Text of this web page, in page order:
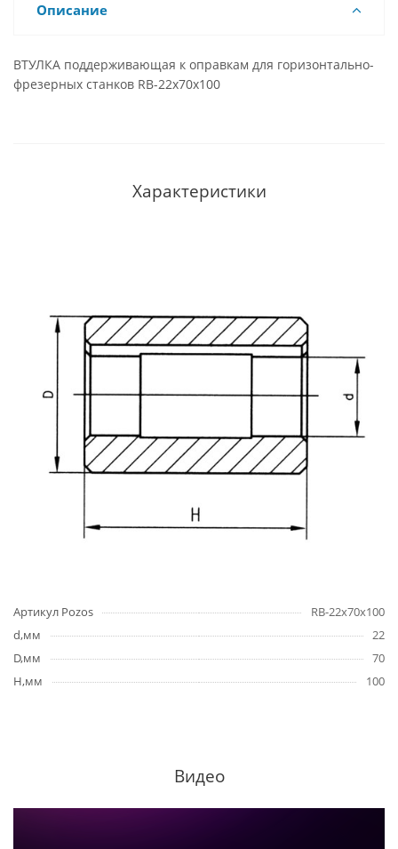
Описание
ВТУЛКА поддерживающая к оправкам для горизонтально-
фрезерных станков RB-22x70x100
Характеристики
Артикул Pozos
RB-22x70x100
d,мм
22
D,мм
70
H,мм
100
Видео